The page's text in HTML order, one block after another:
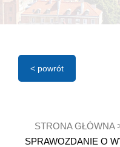
< powrót
STRONA GŁÓWNA
SPRAWOZDANIE O